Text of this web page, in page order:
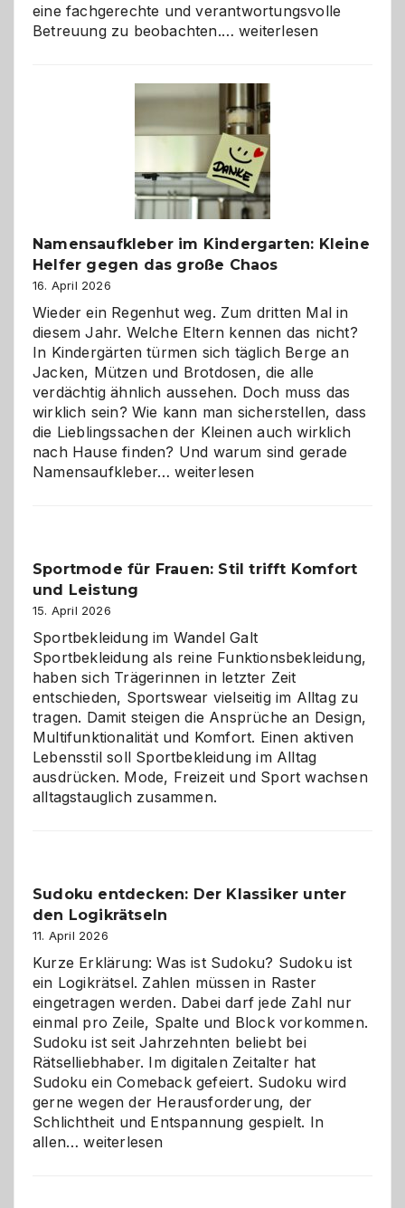
eine fachgerechte und verantwortungsvolle
Betreuung zu beobachten.…Betreuung
wann
ist
eine
Hundepension
die
richtige
weiterlesen
Namensaufkleber im Kindergarten: Kleine
Helfer gegen das große Chaos
16. April 2026
Wieder ein Regenhut weg. Zum dritten Mal in
diesem Jahr. Welche Eltern kennen das nicht?
In Kindergärten türmen sich täglich Berge an
Jacken, Mützen und Brotdosen, die alle
verdächtig ähnlich aussehen. Doch muss das
wirklich sein? Wie kann man sicherstellen, dass
die Lieblingssachen der Kleinen auch wirklich
nach Hause finden? Und warum sind gerade
Namensaufkleber…Namensaufkleber
gegen
Chaos
weiterlesen
Sportmode für Frauen: Stil trifft Komfort
und Leistung
15. April 2026
Sportbekleidung im Wandel Galt
Sportbekleidung als reine Funktionsbekleidung,
haben sich Trägerinnen in letzter Zeit
entschieden, Sportswear vielseitig im Alltag zu
tragen. Damit steigen die Ansprüche an Design,
Multifunktionalität und Komfort. Einen aktiven
Lebensstil soll Sportbekleidung im Alltag
ausdrücken. Mode, Freizeit und Sport wachsen
alltagstauglich zusammen.
Sudoku entdecken: Der Klassiker unter
den Logikrätseln
11. April 2026
Kurze Erklärung: Was ist Sudoku? Sudoku ist
ein Logikrätsel. Zahlen müssen in Raster
eingetragen werden. Dabei darf jede Zahl nur
einmal pro Zeile, Spalte und Block vorkommen.
Sudoku ist seit Jahrzehnten beliebt bei
Rätselliebhaber. Im digitalen Zeitalter hat
Sudoku ein Comeback gefeiert. Sudoku wird
gerne wegen der Herausforderung, der
Schlichtheit und Entspannung gespielt. In
allen…Sudoku
weiterlesen